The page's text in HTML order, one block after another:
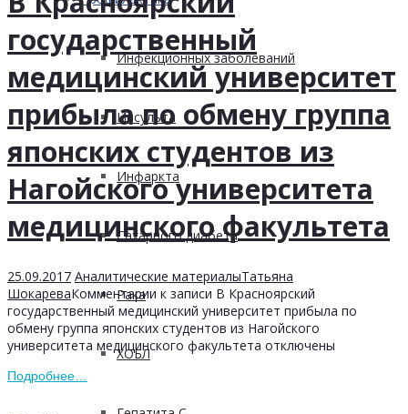
Инфекционных заболеваний
Инсульта
Инфаркта
Сахарного диабета
Рака
ХОБЛ
государственный
медицинский университет
прибыла по обмену группа
японских студентов из
Нагойского университета
медицинского факультета
25.09.2017 Аналитические материалыТатьяна
ШокареваКомментарии к записи В Красноярский
государственный медицинский университет прибыла по
обмену группа японских студентов из Нагойского
университета медицинского факультета отключены
Подробнее…